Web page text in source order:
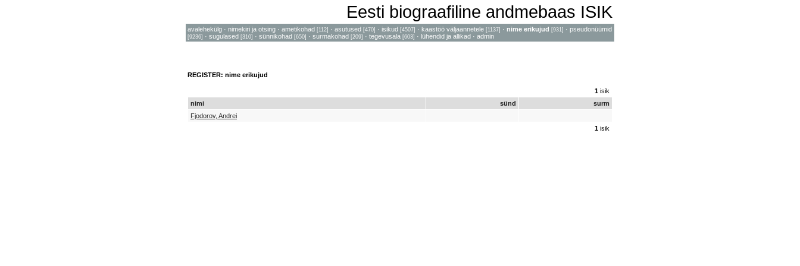
Eesti biograafiline andmebaas ISIK
avalehekülg · nimekiri ja otsing · ametikohad [112] · asutused [470] · isikud [4507] · kaastöö väljaannetele [1137] · nime erikujud [931] · pseudonüümid
[9236] · sugulased [310] · sünnikohad [650] · surmakohad [209] · tegevusala [603] · lühendid ja allikad · admin
REGISTER: nime erikujud
1 isik
nimi
sünd
surm
Fjodorov, Andrei
1 isik